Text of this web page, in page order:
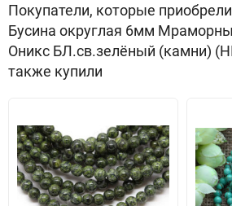
Покупатели, которые
Бусина округлая 6мм
Оникс БЛ.св.зелёный (камни)
также купили